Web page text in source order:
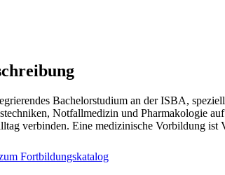
Bachelorstudium an der ISBA,
Notfallmedizin und Pharmakologie
verbinden. Eine medizinische Vorbildung ist
Fortbildungskatalog